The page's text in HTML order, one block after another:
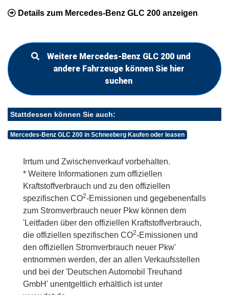
Details zum Mercedes-Benz GLC 200 anzeigen
Weitere Mercedes-Benz GLC 200 und
andere Fahrzeuge können Sie hier
suchen
Stattdessen können Sie auch:
Mercedes-Benz GLC 200 in Schneeberg Kaufen oder leasen
Irrtum und Zwischenverkauf vorbehalten.
* Weitere Informationen zum offiziellen
Kraftstoffverbrauch und zu den offiziellen
spezifischen CO2-Emissionen und gegebenenfalls
zum Stromverbrauch neuer Pkw können dem
'Leitfaden über den offiziellen Kraftstoffverbrauch,
die offiziellen spezifischen CO2-Emissionen und
den offiziellen Stromverbrauch neuer Pkw'
entnommen werden, der an allen Verkaufsstellen
und bei der 'Deutschen Automobil Treuhand
GmbH' unentgeltlich erhältlich ist unter